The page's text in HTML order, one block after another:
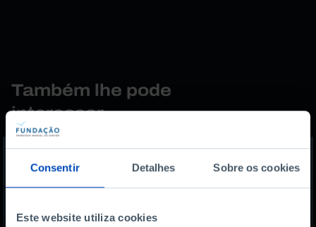
Consentir Detalhes Sobre os cookies
Este website utiliza cookies
Também lhe pode
interessar